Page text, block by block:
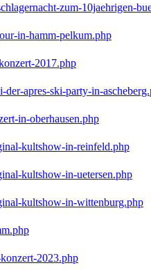
zum-10jaehrigen-
in-hamm-pelkum.php
2017.php
der-apres-ski-party-in-
in-oberhausen.php
kultshow-in-reinfeld.php
kultshow-in-uetersen.php
kultshow-in-wittenburg.php
2023.php